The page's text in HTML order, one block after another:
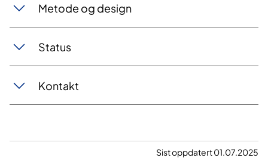
Metode og design
Status
Kontakt
Sist oppdatert 01.07.2025